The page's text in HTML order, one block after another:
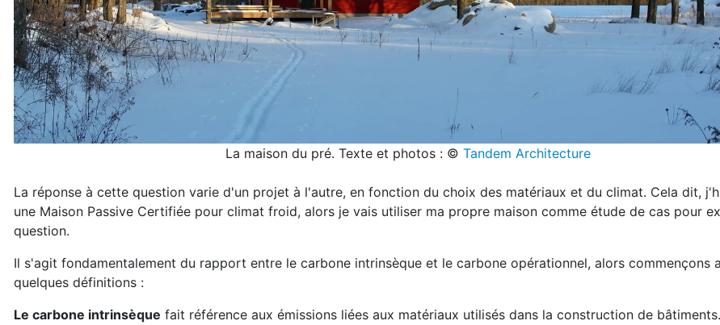
La maison du pré. Texte et photos : © Tandem Architecture
La réponse à cette question varie d'un projet à l'autre, en fonction du choix des matériaux et du climat. Cela dit,
une Maison Passive Certifiée pour climat froid, alors je vais utiliser ma propre maison comme étude de cas pour
question.
Il s'agit fondamentalement du rapport entre le carbone intrinsèque et le carbone opérationnel, alors commençons
quelques définitions :
Le carbone intrinsèque fait référence aux émissions liées aux matériaux utilisés dans la construction de